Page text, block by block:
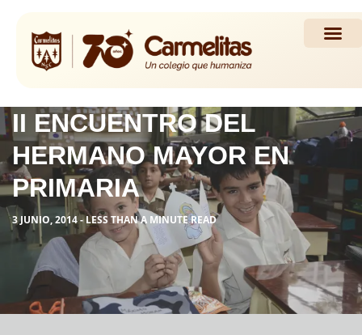
II ENCUENTRO DEL
HERMANO MAYOR EN
PRIMARIA
3 JUNIO, 2014 - LESS THAN A MINUTE READ